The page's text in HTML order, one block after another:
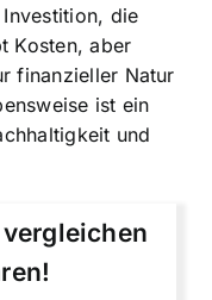
die
Kosten, aber
finanzieller Natur
ist ein
und